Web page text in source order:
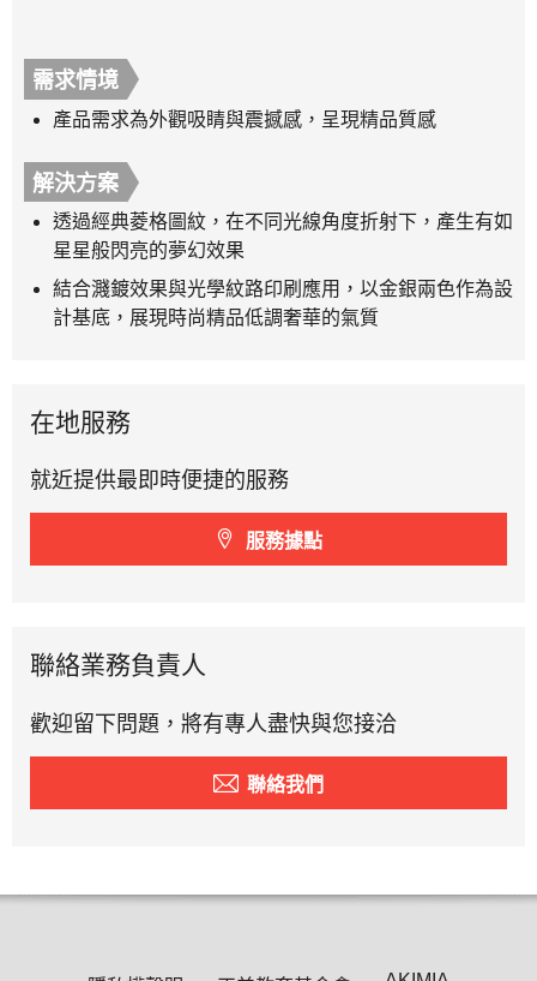
需求情境
產品需求為外觀吸睛與震撼感，呈現精品質感
解決方案
透過經典菱格圖紋，在不同光線角度折射下，產生有如
星星般閃亮的夢幻效果
結合濺鍍效果與光學紋路印刷應用，以金銀兩色作為設
計基底，展現時尚精品低調奢華的氣質
在地服務
就近提供最即時便捷的服務
服務據點
聯絡業務負責人
歡迎留下問題，將有專人盡快與您接洽
聯絡我們